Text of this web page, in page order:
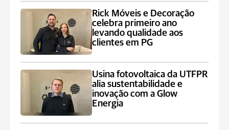
Rick Móveis e Decoração
celebra primeiro ano
levando qualidade aos
clientes em PG
Usina fotovoltaica da UTFPR
alia sustentabilidade e
inovação com a Glow
Energia